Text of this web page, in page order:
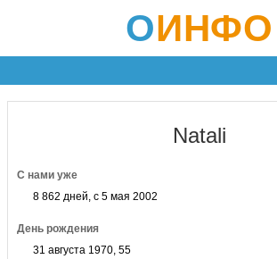
ОИНФО
Natali
С нами уже
8 862 дней, с 5 мая 2002
День рождения
31 августа 1970, 55